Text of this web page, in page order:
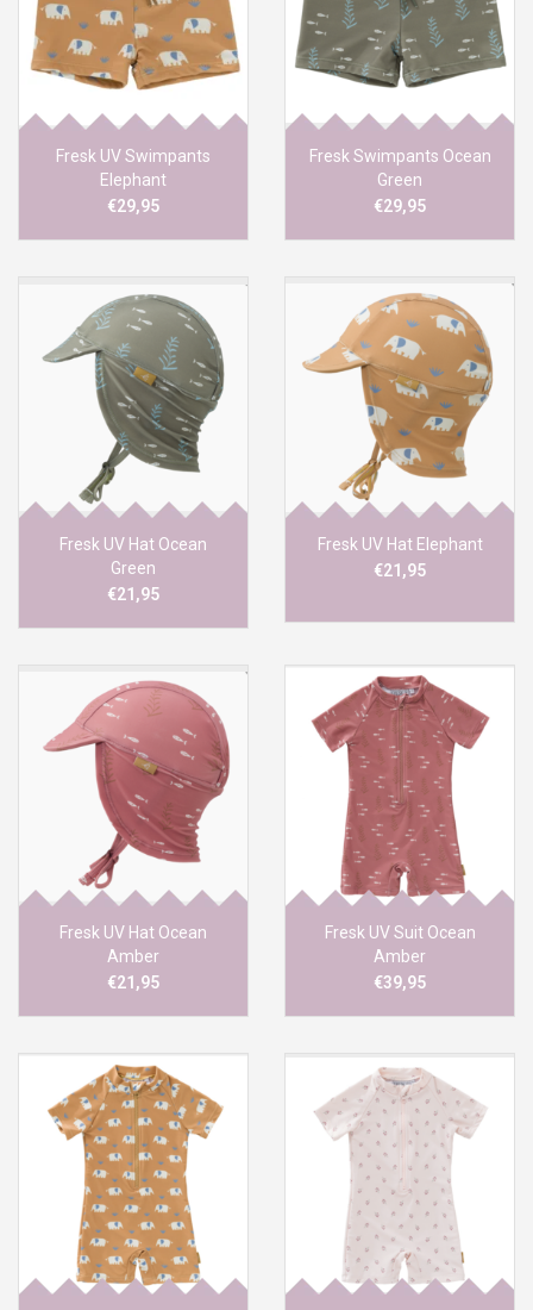
Fresk UV Swimpants
Elephant
€29,95
Fresk Swimpants Ocean
Green
€29,95
Fresk UV Hat Ocean
Green
€21,95
Fresk UV Hat Elephant
€21,95
Fresk UV Hat Ocean
Amber
€21,95
Fresk UV Suit Ocean
Amber
€39,95